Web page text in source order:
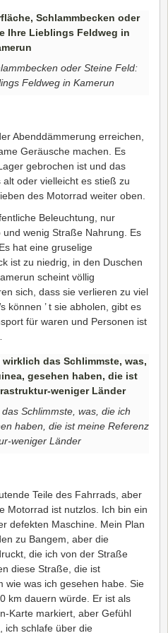
oder Steine Feld:
Feldweg in Kamerun
Abenddämmerung erreichen,
Geräusche machen. Es
gebrochen ist und das
oder vielleicht es stieß zu
des Motorrad weiter oben.
Beleuchtung, nur
wenig Straße Nahrung. Es
hat eine gruselige
ist zu niedrig, in den Duschen
scheint völlig
sich, dass sie verlieren zu viel
können ’ t sie abholen, gibt es
für waren und Personen ist
Schlimmste, was, die ich
haben, die ist meine Referenz
weniger Länder
Teile des Fahrrads, aber
Motorrad ist nutzlos. Ich bin ein
defekten Maschine. Mein Plan
zu Bangem, aber die
die ich von der Straße
diese Straße, die ist
wie was ich gesehen habe. Sie
km dauern würde. Er ist als
Karte markiert, aber Gefühl
ich schlafe über die